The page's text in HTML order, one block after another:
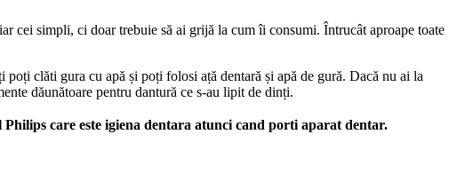
cei simpli, ci doar trebuie să ai grijă la cum îi consumi. Întrucât aproape toate
clăti gura cu apă și poți folosi ață dentară și apă de gură. Dacă nu ai la
dăunătoare pentru dantură ce s-au lipit de dinți.
care este igiena dentara atunci cand porti aparat dentar.